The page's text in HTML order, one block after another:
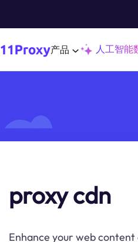
产品 人工智能
proxy cdn
Enhance your web